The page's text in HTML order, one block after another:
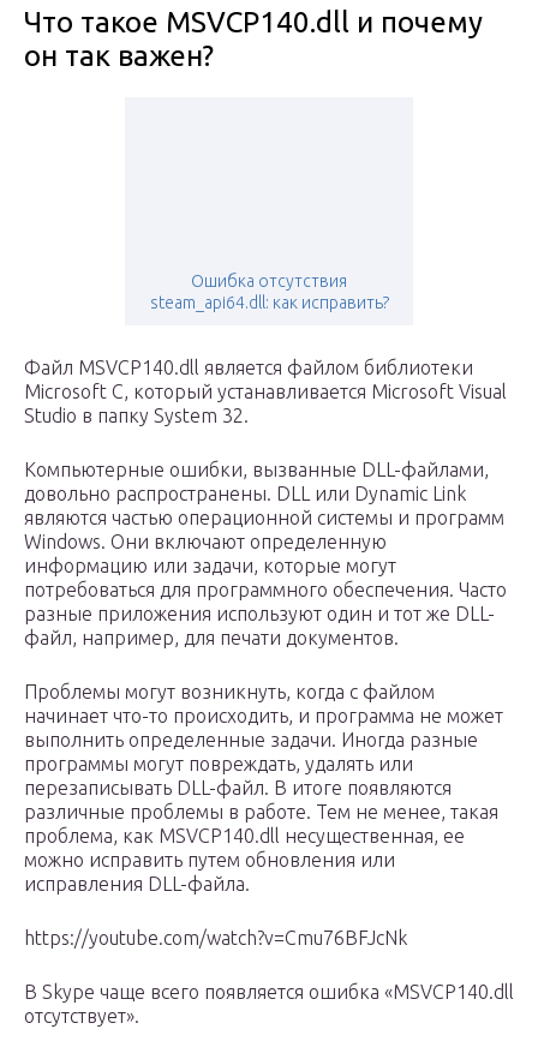
Что такое MSVCP140.dll и почему
он так важен?
Ошибка отсутствия
steam_api64.dll: как исправить?
Файл MSVCP140.dll является файлом библиотеки
Microsoft C, который устанавливается Microsoft Visual
Studio в папку System 32.
Компьютерные ошибки, вызванные DLL-файлами,
довольно распространены. DLL или Dynamic Link
являются частью операционной системы и программ
Windows. Они включают определенную
информацию или задачи, которые могут
потребоваться для программного обеспечения. Часто
разные приложения используют один и тот же DLL-
файл, например, для печати документов.
Проблемы могут возникнуть, когда с файлом
начинает что-то происходить, и программа не может
выполнить определенные задачи. Иногда разные
программы могут повреждать, удалять или
перезаписывать DLL-файл. В итоге появляются
различные проблемы в работе. Тем не менее, такая
проблема, как MSVCP140.dll несущественная, ее
можно исправить путем обновления или
исправления DLL-файла.
https://youtube.com/watch?v=Cmu76BFJcNk
В Skype чаще всего появляется ошибка «MSVCP140.dll
отсутствует».